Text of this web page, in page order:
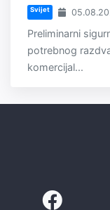
Svijet
Preliminarni
potrebnog
komercijal...